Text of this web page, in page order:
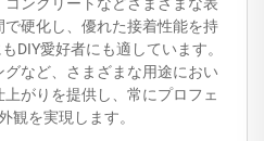
硬化し、優れた接着性能を持
DIY愛好者にも適しています。
など、さまざまな用途におい
がりを提供し、常にプロフェ
観を実現します。